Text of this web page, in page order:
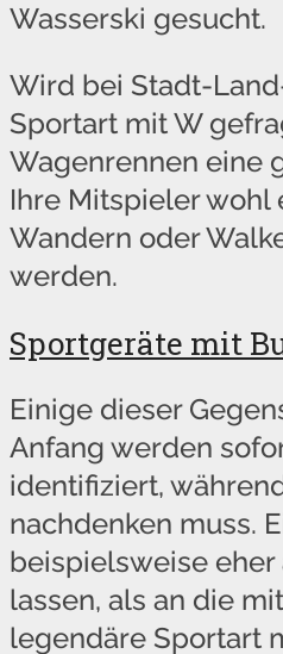
Wasserski gesucht.
Wird bei Stadt-
Sportart mit W
Wagenrennen eine
Ihre Mitspieler wohl
Wandern oder
werden.
Sportgeräte mit
Einige dieser
Anfang werden
identifiziert,
nachdenken muss.
beispielsweise eher
lassen, als an die
legendäre Sportart